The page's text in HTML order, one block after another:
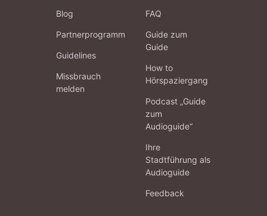
Blog
Partnerprogramm
Guidelines
Missbrauch
melden
FAQ
Guide zum
Guide
How to
Hörspaziergang
Podcast „Guide
zum
Audioguide“
Ihre
Stadtführung als
Audioguide
Feedback